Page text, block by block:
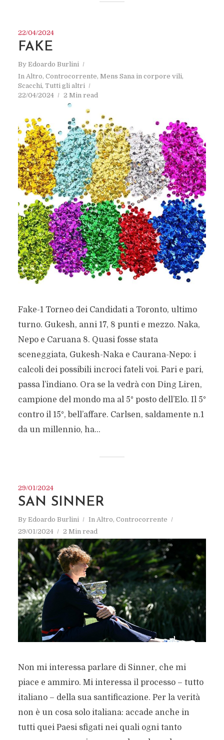
22/04/2024
FAKE
By Edoardo Burlini
In Altro, Controcorrente, Mens Sana in corpore vili,
Scacchi, Tutti gli altri
22/04/2024
2 Min read
Fake-1 Torneo dei Candidati a Toronto, ultimo
turno. Gukesh, anni 17, 8 punti e mezzo. Naka,
Nepo e Caruana 8. Quasi fosse stata
sceneggiata, Gukesh-Naka e Caurana-Nepo: i
calcoli dei possibili incroci fateli voi. Pari e pari,
passa l’indiano. Ora se la vedrà con Ding Liren,
campione del mondo ma al 5° posto dell’Elo. Il 5°
contro il 15°, bell’affare. Carlsen, saldamente n.1
da un millennio, ha...
29/01/2024
SAN SINNER
By Edoardo Burlini In Altro, Controcorrente
29/01/2024
2 Min read
Non mi interessa parlare di Sinner, che mi
piace e ammiro. Mi interessa il processo – tutto
italiano – della sua santificazione. Per la verità
non è un cosa solo italiana: accade anche in
tutti quei Paesi sfigati nei quali ogni tanto